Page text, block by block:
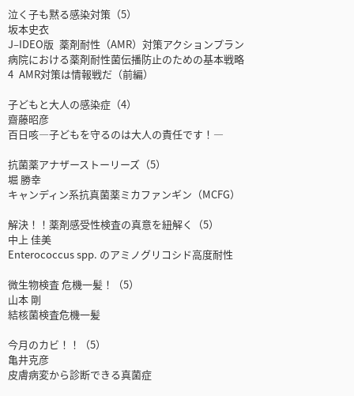
泣く子も黙る感染対策（5）
坂本史衣
J–IDEO版 薬剤耐性（AMR）対策アクションプラン
病院における薬剤耐性菌伝播防止のための基本戦略
4 AMR対策は情報戦だ（前編）
子どもと大人の感染症（4）
齋藤昭彦
百日咳―子どもを守るのは大人の責任です！―
抗菌薬アナザーストーリーズ（5）
堀 勝幸
キャンディン系抗真菌薬ミカファンギン（MCFG）
解決！！薬剤感受性検査の真意を紐解く（5）
中上 佳美
Enterococcus spp. のアミノグリコシド高度耐性
微生物検査 危機一髪！（5）
山本 剛
結核菌検査危機一髪
今月のカビ！！（5）
亀井克彦
皮膚病変から診断できる真菌症